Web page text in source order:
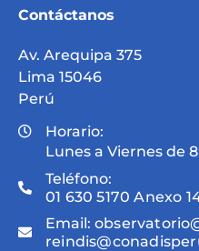
Contáctanos
Av. Arequipa 375
Lima 15046
Perú
Horario:
Lunes a Viernes de
Teléfono:
01 630 5170 Anexo
Email: